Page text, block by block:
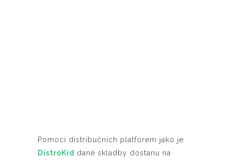
Pomocí distribučních platforem jako je
DistroKid dané skladby dostanu na